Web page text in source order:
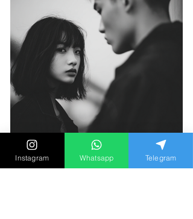
Instagram Whatsapp Telegram